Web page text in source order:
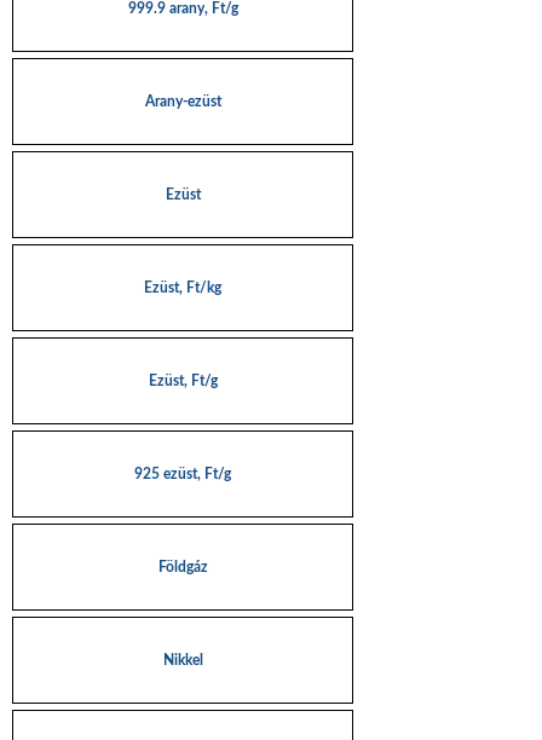
999.9 arany, Ft/g
Arany-ezüst
Ezüst
Ezüst, Ft/kg
Ezüst, Ft/g
925 ezüst, Ft/g
Földgáz
Nikkel